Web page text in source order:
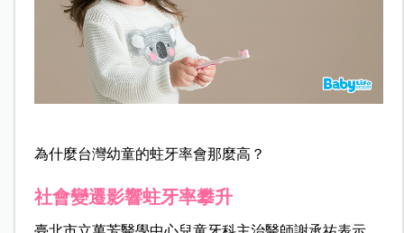
為什麼台灣幼童的蛀牙率會那麼高？
社會變遷影響蛀牙率攀升